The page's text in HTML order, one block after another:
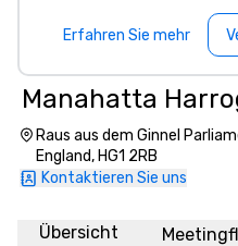
Erfahren Sie mehr
Manahatta
Raus aus dem Ginnel
England, HG1 2RB
Kontaktieren Sie uns
Übersicht